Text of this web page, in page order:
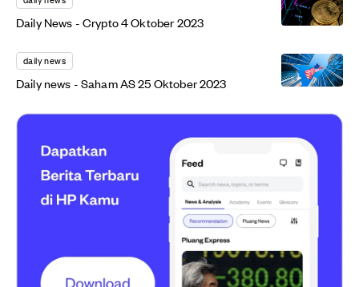
Daily News - Crypto 4 Oktober 2023
daily news
Daily news - Saham AS 25 Oktober 2023